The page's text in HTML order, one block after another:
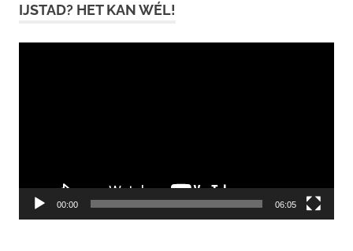
IJSTAD? HET KAN WÉL!
00:00 06:05